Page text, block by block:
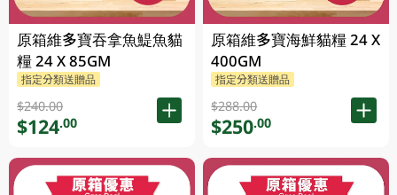
原箱維多寶吞拿魚鯷魚貓
糧 24 X 85GM
指定分類送贈品
$240.00
$124.00
原箱維多寶海鮮貓糧 24 X
400GM
指定分類送贈品
$288.00
$250.00